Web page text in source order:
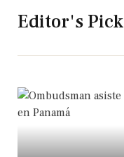
Editor's Pick